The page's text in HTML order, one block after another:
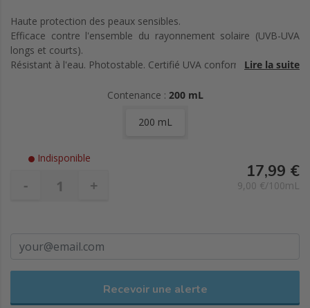
Haute protection des peaux sensibles.
Efficace contre l'ensemble du rayonnement solaire (UVB-UVA
longs et courts).
Résistant à l'eau. Photostable. Certifié UVA conforme.Lire la suite
Contenance : 200 mL
200 mL
Indisponible
- +
17,99 €
9,00 €/100mL
Recevoir une alerte